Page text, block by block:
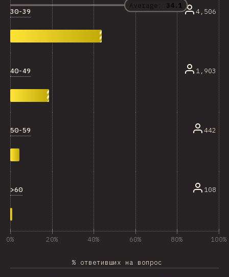
Average: 34.1
30-39 4,506
40-49 1,903
50-59 442
>60 108
0% 20% 40% 60% 80% 100%
% ответивших на вопрос